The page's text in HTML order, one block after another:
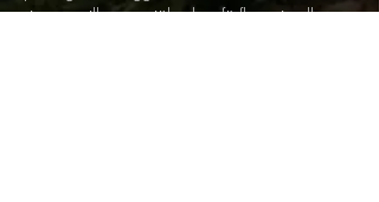
sig man vill tro att själen kan förflytta sig eller